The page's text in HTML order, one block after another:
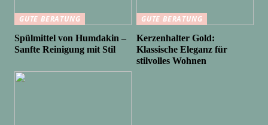
GUTE BERATUNG
Spülmittel von Humdakin –
Sanfte Reinigung mit Stil
GUTE BERATUNG
Kerzenhalter Gold:
Klassische Eleganz für
stilvolles Wohnen